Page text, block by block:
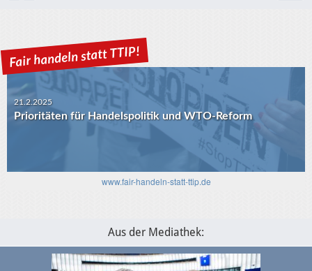
21.2.2025
Prioritäten für Handelspolitik und WTO-Reform
www.fair-handeln-statt-ttip.de
Aus der Mediathek: